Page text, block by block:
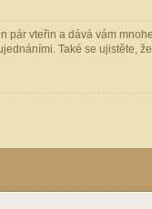
pár vteřin a dává vám
Také se ujistěte,